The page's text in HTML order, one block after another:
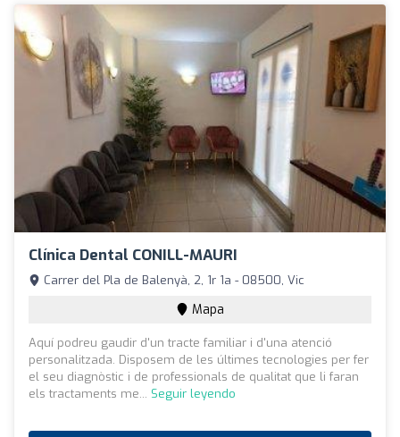
Clínica Dental CONILL-MAURI
Carrer del Pla de Balenyà, 2, 1r 1a - 08500, Vic
Mapa
Aquí podreu gaudir d'un tracte familiar i d'una atenció
personalitzada. Disposem de les últimes tecnologies per fer
el seu diagnòstic i de professionals de qualitat que li faran
els tractaments me... Seguir leyendo